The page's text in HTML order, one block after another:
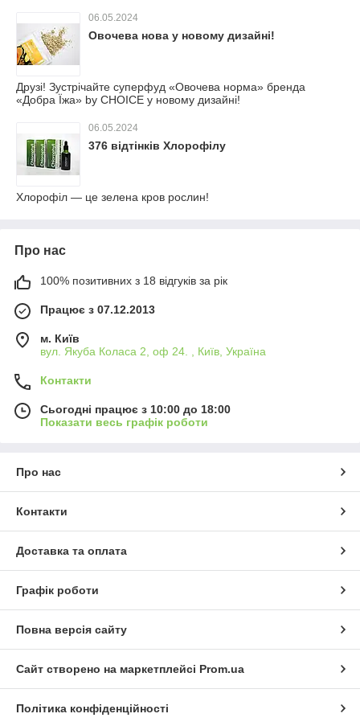
06.05.2024
Овочева нова у новому дизайні!
Друзі! Зустрічайте суперфуд «Овочева норма» бренда
«Добра Їжа» by CHOICE у новому дизайні!
06.05.2024
376 відтінків Хлорофілу
Хлорофіл — це зелена кров рослин!
Про нас
100% позитивних з 18 відгуків за рік
Працює з 07.12.2013
м. Київ
вул. Якуба Коласа 2, оф 24. , Київ, Україна
Контакти
Сьогодні працює з 10:00 до 18:00
Показати весь графік роботи
Про нас
Контакти
Доставка та оплата
Графік роботи
Повна версія сайту
Сайт створено на маркетплейсі Prom.ua
Політика конфіденційності